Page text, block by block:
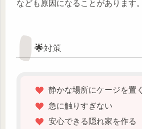
なども原因になることがあります。
🌟対策
静かな場所にケージを置く
急に触りすぎない
安心できる隠れ家を作る